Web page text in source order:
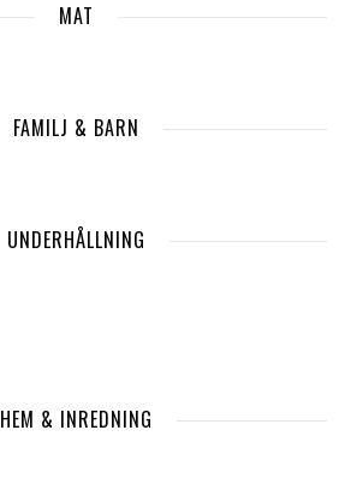
MAT
FAMILJ & BARN
UNDERHÅLLNING
HEM & INREDNING